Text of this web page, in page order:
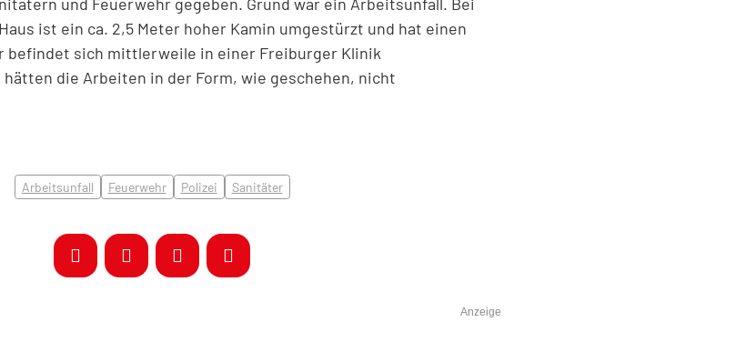
ist ein ca. 2,5 Meter hoher Kamin umgestürzt und hat einen
befindet sich mittlerweile in einer Freiburger Klinik
die Arbeiten in der Form, wie geschehen, nicht
Arbeitsunfall Feuerwehr Polizei Sanitäter
Anzeige